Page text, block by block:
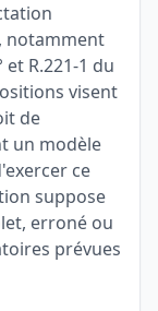
notamment
R.221-1 du
visent
de
un modèle
ce
suppose
erroné ou
prévues